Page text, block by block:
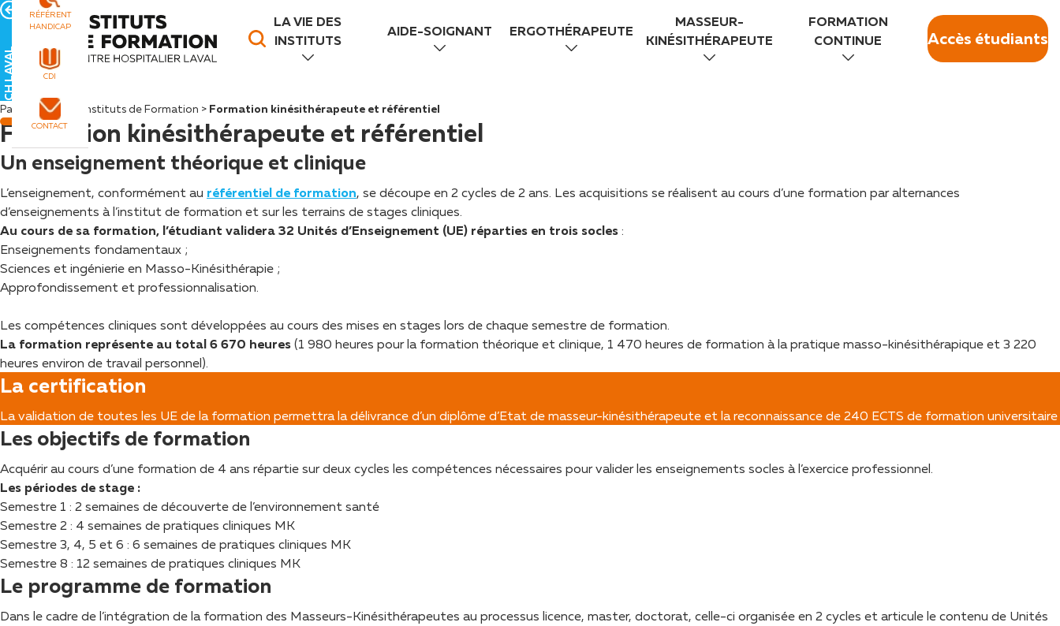
Panneau de gestion des cookies
LA VIE DES
INSTITUTS
AIDE-SOIGNANT ERGOTHÉRAPEUTE
MASSEUR-
KINÉSITHÉRAPEUTE
FORMATION
CONTINUE
Accès étudiants
RÉFÉRENT
HANDICAP
CDI
CONTACT
CH LAVAL
Page d’accueil Instituts de Formation > Formation kinésithérapeute et référentiel
Formation kinésithérapeute et référentiel
Un enseignement théorique et clinique
L’enseignement, conformément au référentiel de formation, se découpe en 2 cycles de 2 ans. Les acquisitions se réalisent au cours d’une formation par alternances
d’enseignements à l’institut de formation et sur les terrains de stages cliniques.
Au cours de sa formation, l’étudiant validera 32 Unités d’Enseignement (UE) réparties en trois socles :
Enseignements fondamentaux ;
Sciences et ingénierie en Masso-Kinésithérapie ;
Approfondissement et professionnalisation.
Les compétences cliniques sont développées au cours des mises en stages lors de chaque semestre de formation.
La formation représente au total 6 670 heures (1 980 heures pour la formation théorique et clinique, 1 470 heures de formation à la pratique masso-kinésithérapique et 3 220
heures environ de travail personnel).
La certification
La validation de toutes les UE de la formation permettra la délivrance d’un diplôme d’Etat de masseur-kinésithérapeute et la reconnaissance de 240 ECTS de formation universitaire
Les objectifs de formation
Acquérir au cours d’une formation de 4 ans répartie sur deux cycles les compétences nécessaires pour valider les enseignements socles à l’exercice professionnel.
Les périodes de stage :
Semestre 1 : 2 semaines de découverte de l’environnement santé
Semestre 2 : 4 semaines de pratiques cliniques MK
Semestre 3, 4, 5 et 6 : 6 semaines de pratiques cliniques MK
Semestre 8 : 12 semaines de pratiques cliniques MK
Le programme de formation
Dans le cadre de l’intégration de la formation des Masseurs-Kinésithérapeutes au processus licence, master, doctorat, celle-ci organisée en 2 cycles et articule le contenu de Unités